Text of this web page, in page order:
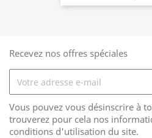
Recevez nos offres spéciales
Vous pouvez vous désinscrire à
trouverez pour cela nos
conditions d'utilisation du site.